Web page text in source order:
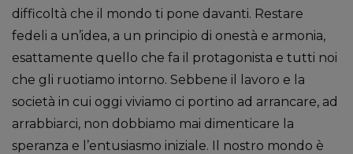
difficoltà che il mondo ti pone davanti. Restare
fedeli a un’idea, a un principio di onestà e armonia,
esattamente quello che fa il protagonista e tutti noi
che gli ruotiamo intorno. Sebbene il lavoro e la
società in cui oggi viviamo ci portino ad arrancare, ad
arrabbiarci, non dobbiamo mai dimenticare la
speranza e l’entusiasmo iniziale. Il nostro mondo è